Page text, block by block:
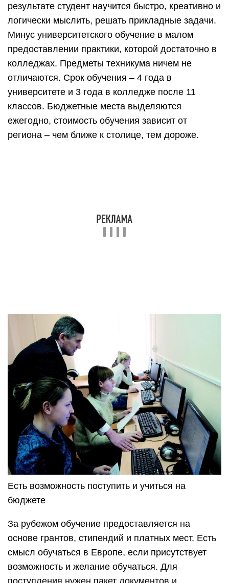
результате студент научится быстро, креативно и
логически мыслить, решать прикладные задачи.
Минус университетского обучение в малом
предоставлении практики, которой достаточно в
колледжах. Предметы техникума ничем не
отличаются. Срок обучения – 4 года в
университете и 3 года в колледже после 11
классов. Бюджетные места выделяются
ежегодно, стоимость обучения зависит от
региона – чем ближе к столице, тем дороже.
Есть возможность поступить и учиться на
бюджете
За рубежом обучение предоставляется на
основе грантов, стипендий и платных мест. Есть
смысл обучаться в Европе, если присутствует
возможность и желание обучаться. Для
поступления нужен пакет документов и